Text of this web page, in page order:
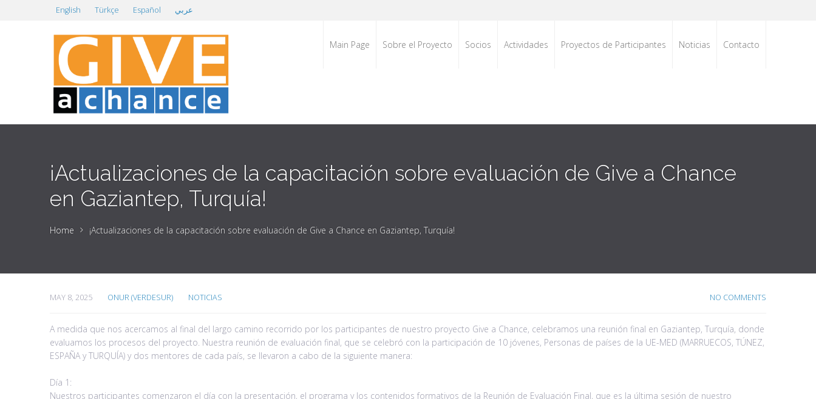
English Türkçe Español عربي
Main Page Sobre el Proyecto Socios Actividades Proyectos de Participantes Noticias Contacto
¡Actualizaciones de la capacitación sobre evaluación de Give a Chance
en Gaziantep, Turquía!
Home ¡Actualizaciones de la capacitación sobre evaluación de Give a Chance en Gaziantep, Turquía!
MAY 8, 2025 ONUR (VERDESUR) NOTICIAS NO COMMENTS
A medida que nos acercamos al final del largo camino recorrido por los participantes de nuestro proyecto Give a Chance, celebramos una reunión final en Gaziantep, Turquía, donde
evaluamos los procesos del proyecto. Nuestra reunión de evaluación final, que se celebró con la participación de 10 jóvenes, Personas de países de la UE-MED (MARRUECOS, TÚNEZ,
ESPAÑA y TURQUÍA) y dos mentores de cada país, se llevaron a cabo de la siguiente manera:
Día 1:
Nuestros participantes comenzaron el día con la presentación, el programa y los contenidos formativos de la Reunión de Evaluación Final, que es la última sesión de nuestro